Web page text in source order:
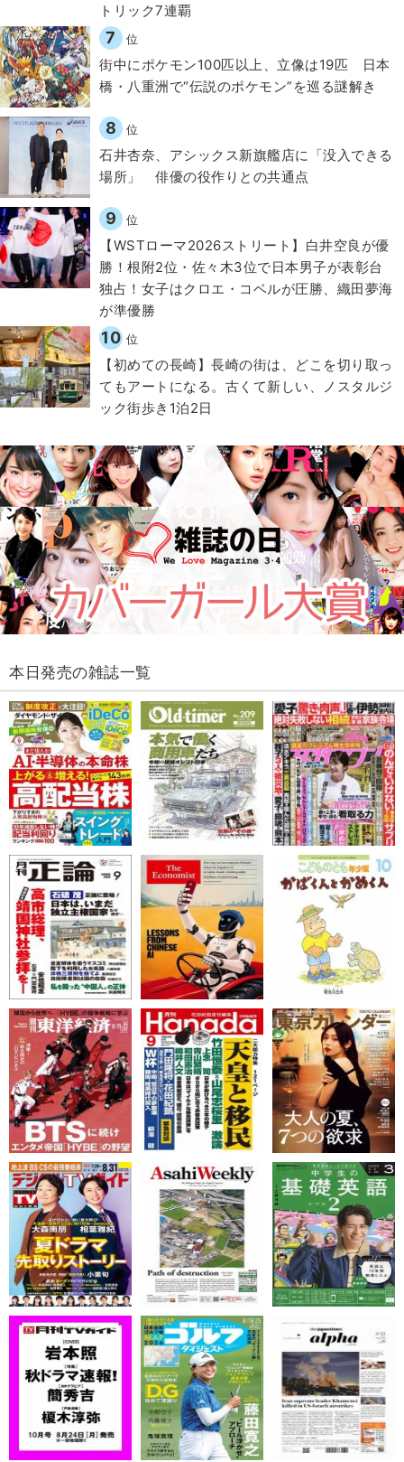
トリック7連覇
7 位
街中にポケモン100匹以上、立像は19匹 日本
橋・八重洲で“伝説のポケモン”を巡る謎解き
8 位
石井杏奈、アシックス新旗艦店に「没入できる
場所」 俳優の役作りとの共通点
9 位
【WSTローマ2026ストリート】白井空良が優
勝！根附2位・佐々木3位で日本男子が表彰台
独占！女子はクロエ・コベルが圧勝、織田夢海
が準優勝
10 位
【初めての長崎】長崎の街は、どこを切り取っ
てもアートになる。古くて新しい、ノスタルジ
ック街歩き1泊2日
本日発売の雑誌一覧